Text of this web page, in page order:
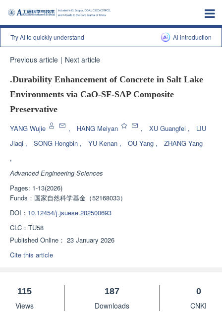
Try AI to quickly understand Al introduction
Previous article | Next article
.Durability Enhancement of Concrete in Salt Lake
Environments via CaO-SF-SAP Composite
Preservative
YANG Wujie , HANG Meiyan , XU Guangfei ,
LIU
Jiaqi , SONG Hongbin , YU Kenan , OU Yang ,
ZHANG Yang
,
Advanced Engineering Sciences
Pages: 1-13(2026)
Funds： 国家自然科学基金（52168033）
DOI： 10.12454/j.jsuese.202500693
CLC： TU58
Published Online： 23 January 2026
Cite this article
115
Views
187
Downloads
0
CNKI